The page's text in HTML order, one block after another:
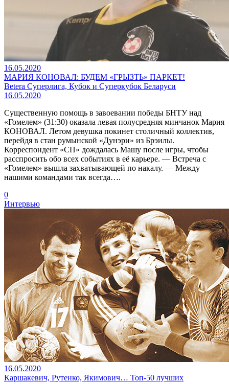
16.05.2020
МАРИЯ КОНОВАЛ: БУДЕМ «ГРЫЗТЬ» ПАРКЕТ!
Betera Суперлига, Кубок и Суперкубок Беларуси
16.05.2020
Существенную помощь в завоевании победы БНТУ над
«Гомелем» (31:30) оказала левая полусредняя минчанок Мария
КОНОВАЛ. Летом девушка покинет столичный коллектив,
перейдя в стан румынской «Дунэри» из Брэилы.
Корреспондент «СП» дождалась Машу после игры, чтобы
расспросить обо всех событиях в её карьере. — Встреча с
«Гомелем» вышла захватывающей по накалу. — Между
нашими командами так всегда….
0
Интервью
16.05.2020
Каршакевич, Рутенко, Якимович… Топ-50 лучших